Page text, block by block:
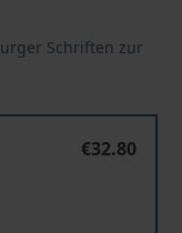
Schriften zur
€32.80